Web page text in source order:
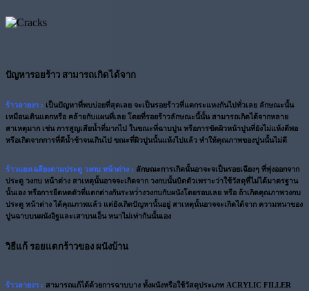
ปัญหารอยร้าว สามารถเกิดได้จาก
ร้าวลายงา : เป็นปัญหาที่พบบ่อยที่สุดเลย จะเป็นรอยร้าวที่แตกระแหงกันไปทั่วเลย ลักษณะนั้น
เหมือนเดินแตกหรือ คล้ายกับแผนที่เลย โดยที่รอยร้าวลักษณะนี้นั้น สามารถเกิดได้จากหลาย
สาเหตุมาก เช่น การสูญเสียน้ำที่มากไป ในขณะที่ฉาบปูน หรือการขัดผิวหน้าปูนที่ยังไม่แห้งดีพอ
หรือเกิดจากการที่ตีน้ำช้าจนเกินไป ขณะที่ผิวปูนนั้นแห้งไปแล้ว ทำให้คุณภาพของปูนนั้นไม่ดี
ร้าวแยงเฉลียงตามประตู วงกบ หน้าต่าง : ลักษณะการเกิดนั้นอาจะจเป็นรอยเฉียงๆ ที่พุ่งออกจาก
ประตู วงกบ หน้าต่าง สาเหตุนั้นอาจจะเกิดจาก วงกบนั้นบิดตัวเพราะว่าใช้วัสดุที่ไม่ได้มาตรฐาน
นั้นเอง หรือการยืดหดตัวที่แตกต่างกันระหว่่างวงกบกับผนังโดยรอบเลย หรือ ถ้าเกิดคุณภาพวงกบ
ประตู หน้าต่าง ได้คุณภาพแล้ว แต่ยังเกิดปัญหานั้นอยู่ สาเหตุนั้นอาจจะเกิดได้จาก ความหนาของ
ปูนฉาบบนผนังอิฐและเสาบนเอ็น หนาไม่เท่ากันนั้นเอง
วิธีแก้ รอยแตกร้าวของ ผนังบ้าน
ร้าวลายงา : สามารถแก้ได้ด้วยการฉาบบาง ทั้งผนังหรือใช้วัสดุประเภท ACRYLIC FILLER